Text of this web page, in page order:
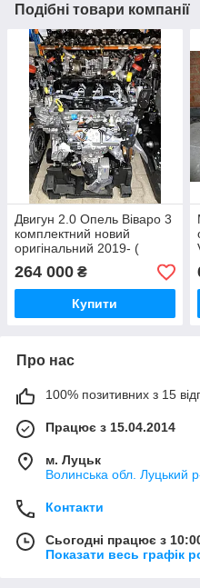
Подібні товари компанії
Двигун 2.0 Опель Віваро 3
комплектний новий
оригінальний 2019- (
мотор Opel Vivaro)
264 000 ₴
Купити
Про нас
100% позитивних з 15
Працює з 15.04.2014
м. Луцьк
Волинська обл. Луцький
Контакти
Сьогодні працює з
Показати весь графік